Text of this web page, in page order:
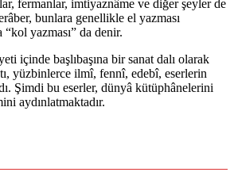
fermanlar, imtiyaznâme ve diğer şeyler de
bunlara genellikle el yazması
yazması” da denir.
içinde başlıbaşına bir sanat dalı olarak
yüzbinlerce ilmî, fennî, edebî, eserlerin
Şimdi bu eserler, dünyâ kütüphânelerini
aydınlatmaktadır.